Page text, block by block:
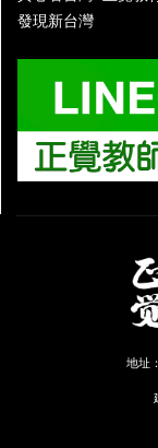
發現新台灣
地址